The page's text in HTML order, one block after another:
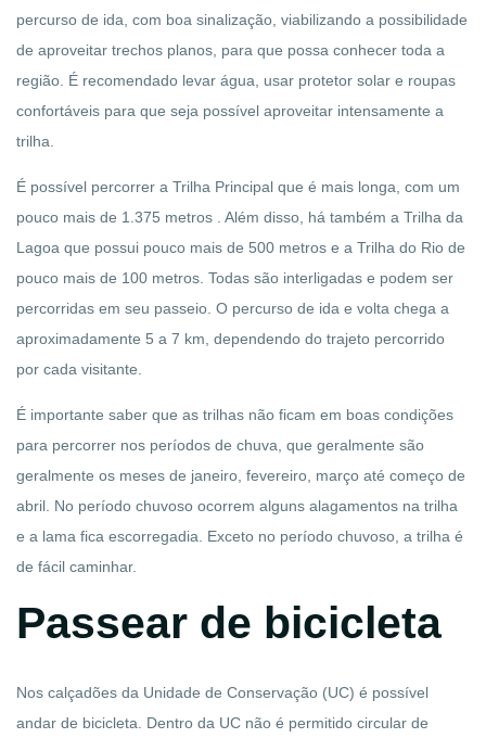
percurso de ida, com boa sinalização, viabilizando a possibilidade
de aproveitar trechos planos, para que possa conhecer toda a
região. É recomendado levar água, usar protetor solar e roupas
confortáveis para que seja possível aproveitar intensamente a
trilha.
É possível percorrer a Trilha Principal que é mais longa, com um
pouco mais de 1.375 metros . Além disso, há também a Trilha da
Lagoa que possui pouco mais de 500 metros e a Trilha do Rio de
pouco mais de 100 metros. Todas são interligadas e podem ser
percorridas em seu passeio. O percurso de ida e volta chega a
aproximadamente 5 a 7 km, dependendo do trajeto percorrido
por cada visitante.
É importante saber que as trilhas não ficam em boas condições
para percorrer nos períodos de chuva, que geralmente são
geralmente os meses de janeiro, fevereiro, março até começo de
abril. No período chuvoso ocorrem alguns alagamentos na trilha
e a lama fica escorregadia. Exceto no período chuvoso, a trilha é
de fácil caminhar.
Passear de bicicleta
Nos calçadões da Unidade de Conservação (UC) é possível
andar de bicicleta. Dentro da UC não é permitido circular de